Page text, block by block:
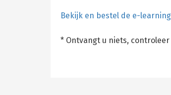
Bekijk en bestel de e-
* Ontvangt u niets,